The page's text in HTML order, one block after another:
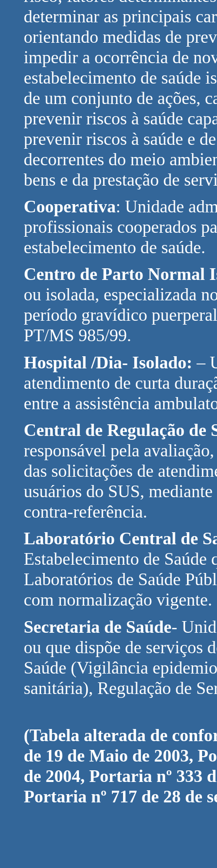
determinar as principais
orientando medidas de
impedir a ocorrência de
estabelecimento de saúde
de um conjunto de ações,
prevenir riscos à saúde
prevenir riscos à saúde e
decorrentes do meio
bens e da prestação de
Cooperativa: Unidade
profissionais cooperados
estabelecimento de saúde.
Centro de Parto Normal
ou isolada, especializada
período gravídico
PT/MS 985/99.
Hospital /Dia- Isolado:–
atendimento de curta
entre a assistência
Central de Regulação de
responsável pela
das solicitações de
usuários do SUS,
contra-referência.
Laboratório Central de
Estabelecimento de
Laboratórios de Saúde
com normalização vigente.
Secretaria de Saúde-
ou que dispõe de serviços
Saúde (Vigilância
sanitária), Regulação de
(Tabela alterada de
de 19 de Maio de 2003,
de 2004, Portaria nº 333
Portaria nº 717 de 28 de